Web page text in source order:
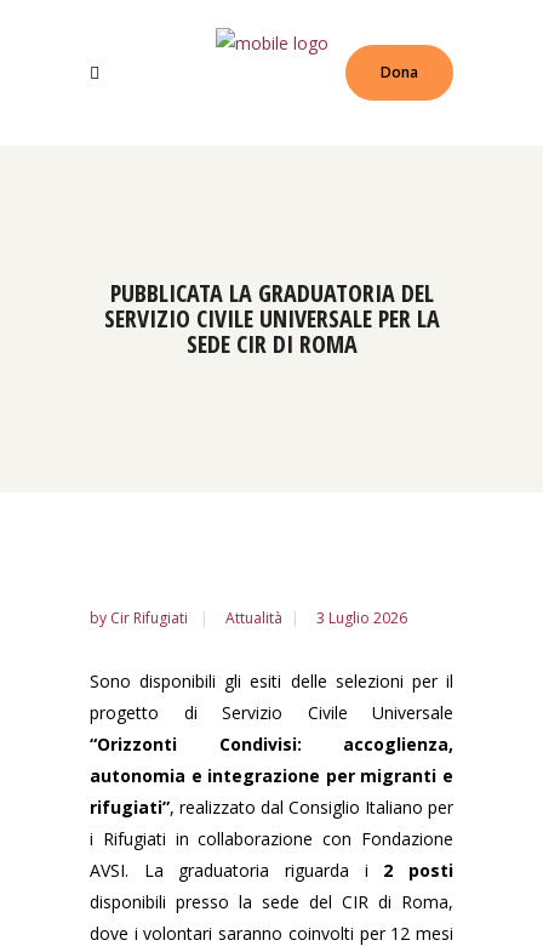
Dona
PUBBLICATA LA GRADUATORIA DEL
SERVIZIO CIVILE UNIVERSALE PER LA
SEDE CIR DI ROMA
by Cir Rifugiati Attualità 3 Luglio 2026
Sono disponibili gli esiti delle selezioni per il
progetto di Servizio Civile Universale
“Orizzonti Condivisi: accoglienza,
autonomia e integrazione per migranti e
rifugiati”, realizzato dal Consiglio Italiano per
i Rifugiati in collaborazione con Fondazione
AVSI. La graduatoria riguarda i 2 posti
disponibili presso la sede del CIR di Roma,
dove i volontari saranno coinvolti per 12 mesi